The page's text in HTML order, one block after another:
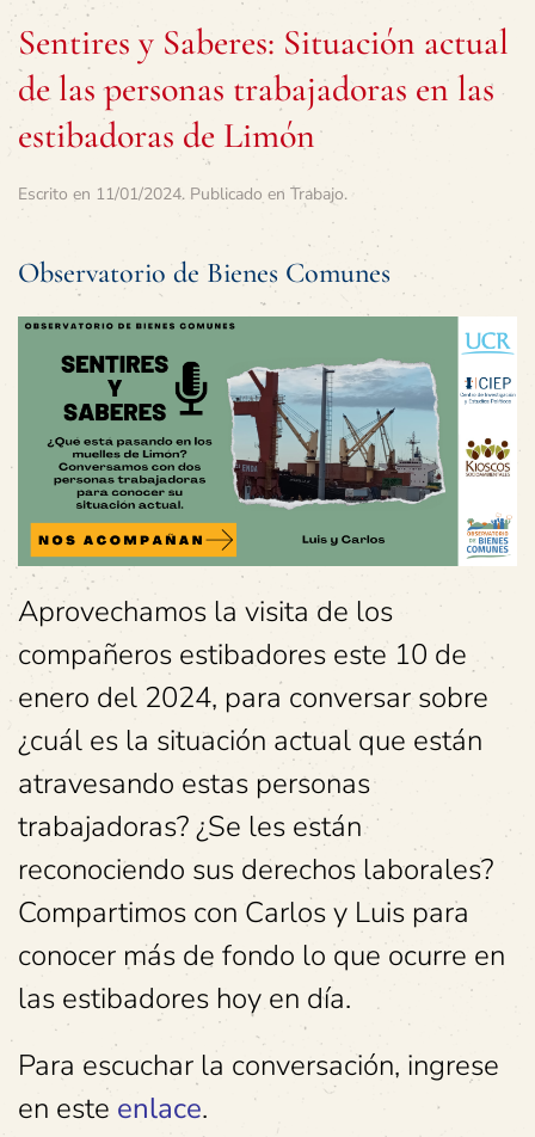
Sentires y Saberes: Situación actual
de las personas trabajadoras en las
estibadoras de Limón
Escrito en 11/01/2024. Publicado en Trabajo.
Observatorio de Bienes Comunes
Aprovechamos la visita de los
compañeros estibadores este 10 de
enero del 2024, para conversar sobre
¿cuál es la situación actual que están
atravesando estas personas
trabajadoras? ¿Se les están
reconociendo sus derechos laborales?
Compartimos con Carlos y Luis para
conocer más de fondo lo que ocurre en
las estibadores hoy en día.
Para escuchar la conversación, ingrese
en este enlace.